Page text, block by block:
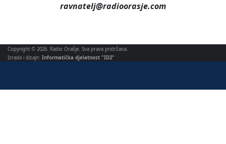
ravnatelj@radioorasje.com
Copyright © 2026. Radio Orašje. Sva prava pridržana.
Izrada i dizajn: Informatička djelatnost "ID2"